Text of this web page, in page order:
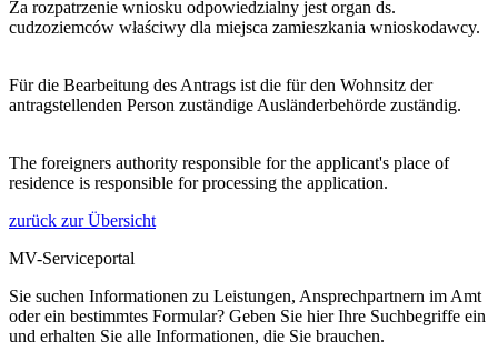
Za rozpatrzenie wniosku odpowiedzialny jest organ ds.
cudzoziemców właściwy dla miejsca zamieszkania wnioskodawcy.
Für die Bearbeitung des Antrags ist die für den Wohnsitz der
antragstellenden Person zuständige Ausländerbehörde zuständig.
The foreigners authority responsible for the applicant's place of
residence is responsible for processing the application.
zurück zur Übersicht
MV-Serviceportal
Sie suchen Informationen zu Leistungen, Ansprechpartnern im Amt
oder ein bestimmtes Formular? Geben Sie hier Ihre Suchbegriffe ein
und erhalten Sie alle Informationen, die Sie brauchen.